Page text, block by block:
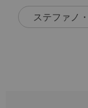
ステファノ